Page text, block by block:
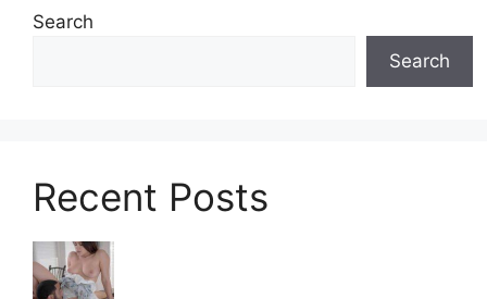
Search
Search
Recent Posts